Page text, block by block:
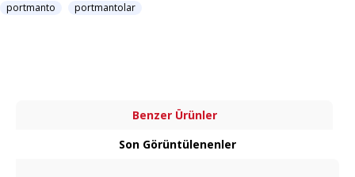
portmanto
portmantolar
Benzer Ürünler
Son Görüntülenenler